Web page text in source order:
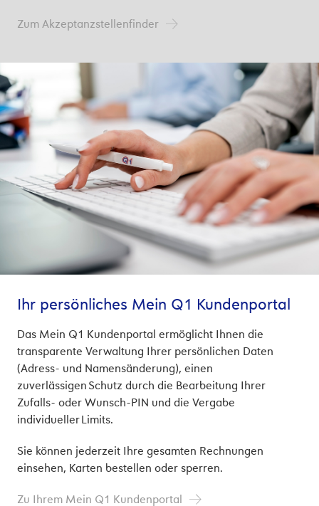
Zum Akzeptanzstellenfinder
Ihr persönliches Mein Q1 Kundenportal
Das Mein Q1 Kundenportal ermöglicht Ihnen die
transparente Verwaltung Ihrer persönlichen Daten
(Adress- und Namensänderung), einen
zuverlässigen Schutz durch die Bearbeitung Ihrer
Zufalls- oder Wunsch-PIN und die Vergabe
individueller Limits.
Sie können jederzeit Ihre gesamten Rechnungen
einsehen, Karten bestellen oder sperren.
Zu Ihrem Mein Q1 Kundenportal